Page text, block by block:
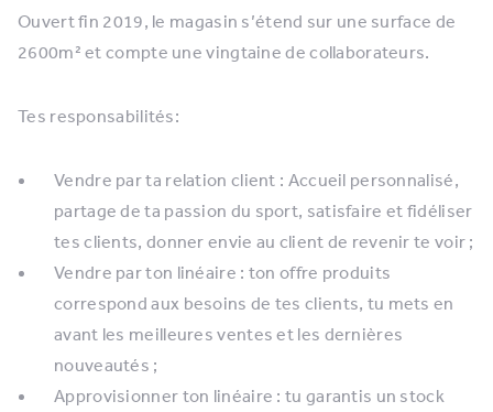
Ouvert fin 2019, le magasin s’étend sur une surface de
2600m² et compte une vingtaine de collaborateurs.
Tes responsabilités:
Vendre par ta relation client : Accueil personnalisé,
partage de ta passion du sport, satisfaire et fidéliser
tes clients, donner envie au client de revenir te voir ;
Vendre par ton linéaire : ton offre produits
correspond aux besoins de tes clients, tu mets en
avant les meilleures ventes et les dernières
nouveautés ;
Approvisionner ton linéaire : tu garantis un stock